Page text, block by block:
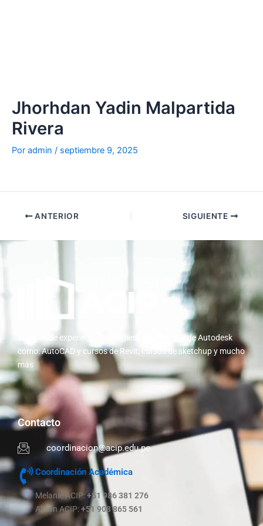
Jhorhdan Yadin Malpartida
Rivera
Por admin / septiembre 9, 2025
ANTERIOR SIGUIENTE
10 años de experiencia implementando cursos de Autodesk
como: AutoCAD y cursos de Revit; cursos de sketchup y mucho
más
Contacto
coordinacion@acip.edu.pe
Coordinación Académica
Melanie ACIP:+51 986 381 276
Alison ACIP:+51 908 865 561